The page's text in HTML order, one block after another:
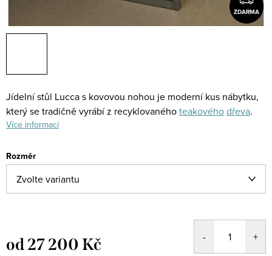
ZDARMA
Jídelní stůl Lucca s kovovou nohou je moderní kus nábytku,
který se tradičně vyrábí z recyklovanéhoteakovéhodřeva.
Více informací
Rozměr
od27 200 Kč